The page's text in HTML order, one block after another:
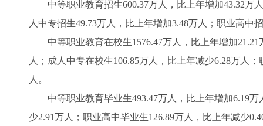
中等职业教育招生600.37万人，比上年增加43.32万人
人中专招生49.73万人，比上年增加3.48万人；职业高中
中等职业教育在校生1576.47万人，比上年增加21.21
人；成人中专在校生106.85万人，比上年减少6.28万人
人。
中等职业教育毕业生493.47万人，比上年增加6.19万
少2.91万人；职业高中毕业生126.89万人，比上年减少